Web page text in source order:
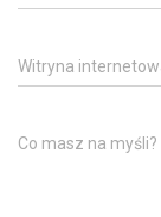
Witryna
Co masz na myśli?